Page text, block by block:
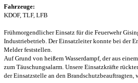
Fahrzeuge:
KDOF, TLF, LFB
Frühmorgendlicher Einsatz für die Feuerwehr
Industriebetrieb. Der Einsatzleiter konnte bei der
Melder feststellen.
Auf Grund von heißem Wasserdampf, der aus
zum Täuschungsalarm. Unsere Einsatzkräfte
der Einsatzstelle an den Brandschutzbeauftragten,